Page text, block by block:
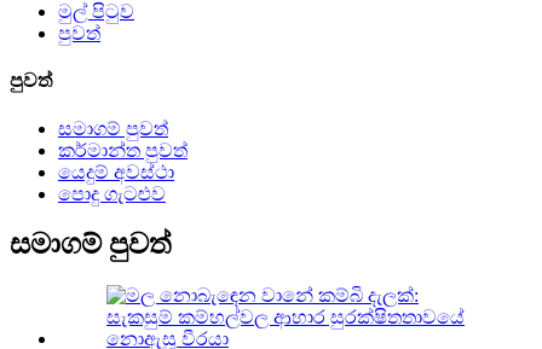
මුල් පිටුව
පුවත්
පුවත්
සමාගම් පුවත්
කර්මාන්ත පුවත්
යෙදුම් අවස්ථා
පොදු ගැටළුව
සමාගම් පුවත්